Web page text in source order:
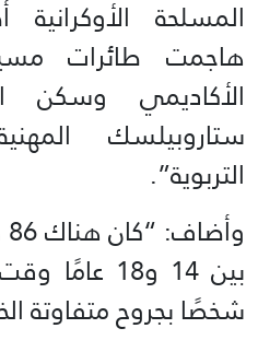
المسلحة
هاجمت طائرات
الأكاديمي
ستاروبيلسك
التربوية”.
شخصًا بجروح متفاوتة